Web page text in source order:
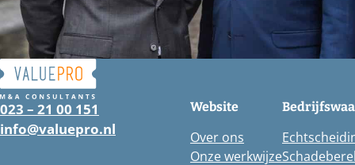
023 – 21 00 151
info@valuepro.nl
Website
Over ons
Onze werkwijze